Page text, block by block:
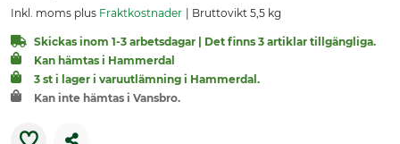
Inkl. moms plus Fraktkostnader Bruttovikt 5,5 kg
Skickas inom 1-3 arbetsdagar | Det finns 3 artiklar tillgängliga.
Kan hämtas i Hammerdal
3 st i lager i varuutlämning i Hammerdal.
Kan inte hämtas i Vansbro.